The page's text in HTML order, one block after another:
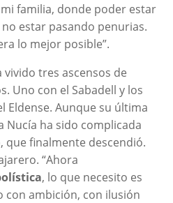
familia, donde poder estar
estar pasando penurias.
lo mejor posible”.
tres ascensos de
Uno con el Sabadell y los
Eldense. Aunque su última
Nucía ha sido complicada
que finalmente descendió.
“Ahora
, lo que necesito es
con ambición, con ilusión